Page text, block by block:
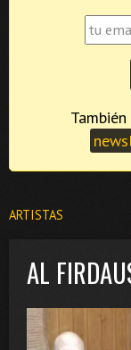
ARTISTAS
AL